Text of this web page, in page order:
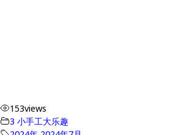
153views
3 小手工大乐趣